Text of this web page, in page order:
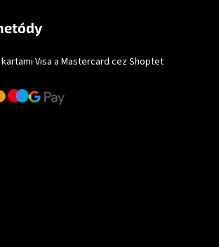
Visa a Mastercard cez Shoptet